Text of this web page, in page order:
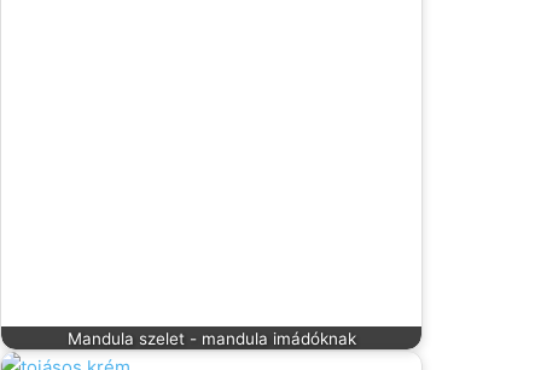
Mandula szelet - mandula imádóknak